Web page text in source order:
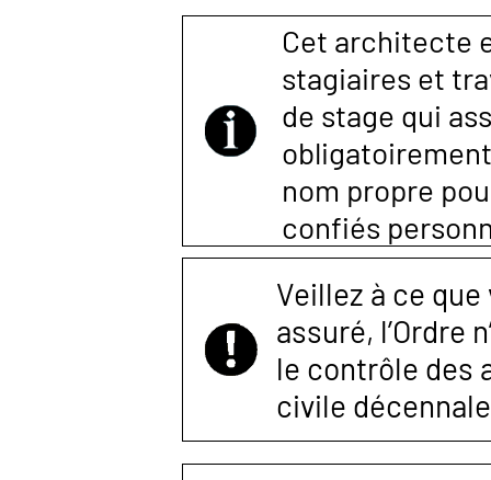
Cet architecte
stagiaires et
de stage qui
nom propre
confiés
Veillez à ce
assuré, l’Ordre
le contrôle des
civile